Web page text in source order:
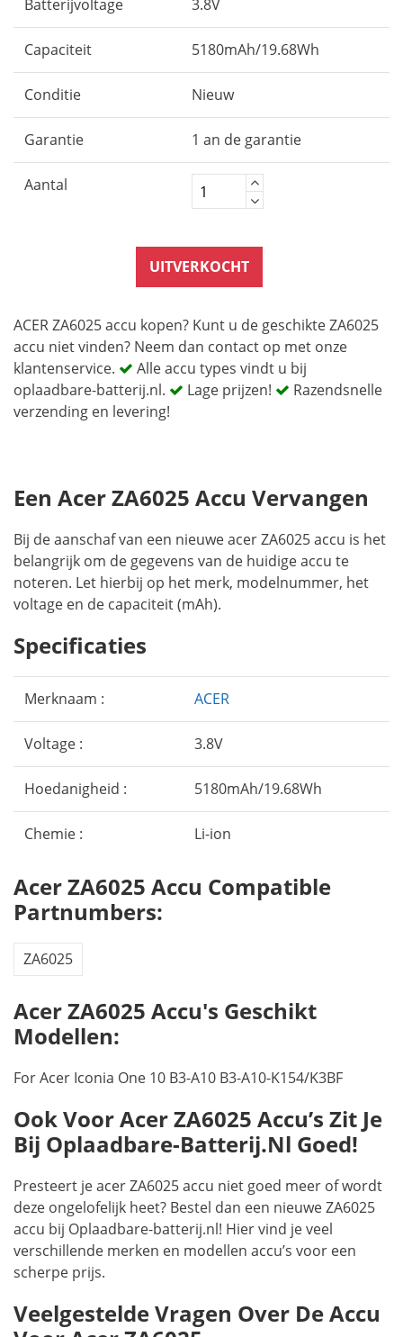
Batterijvoltage 3.8V
Capaciteit 5180mAh/19.68Wh
Conditie Nieuw
Garantie 1 an de garantie
Aantal
UITVERKOCHT
ACER ZA6025 accu kopen? Kunt u de geschikte ZA6025
accu niet vinden? Neem dan contact op met onze
klantenservice.
Alle accu types vindt u bij
oplaadbare-batterij.nl.
Lage prijzen!
Razendsnelle
verzending en levering!
Een Acer ZA6025 Accu Vervangen
Bij de aanschaf van een nieuwe acer ZA6025 accu is het
belangrijk om de gegevens van de huidige accu te
noteren. Let hierbij op het merk, modelnummer, het
voltage en de capaciteit (mAh).
Specificaties
Merknaam : ACER
Voltage : 3.8V
Hoedanigheid : 5180mAh/19.68Wh
Chemie : Li-ion
Acer ZA6025 Accu Compatible
Partnumbers:
ZA6025
Acer ZA6025 Accu's Geschikt
Modellen:
For Acer Iconia One 10 B3-A10 B3-A10-K154/K3BF
Ook Voor Acer ZA6025 Accu’s Zit Je
Bij Oplaadbare-Batterij.nl Goed!
Presteert je acer ZA6025 accu niet goed meer of wordt
deze ongelofelijk heet? Bestel dan een nieuwe ZA6025
accu bij Oplaadbare-batterij.nl! Hier vind je veel
verschillende merken en modellen accu’s voor een
scherpe prijs.
Veelgestelde Vragen Over De Accu